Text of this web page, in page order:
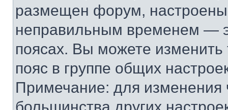
размещен форум, настроены
неправильным временем —
поясах. Вы можете изменить
пояс в группе общих
Примечание: для изменения